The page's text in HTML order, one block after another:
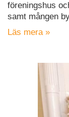
föreningshus
samt mången
Läs mera »